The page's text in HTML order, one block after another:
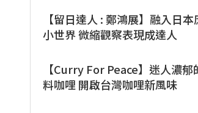
【留日達人 : 鄭鴻展】融入日本
小世界 微縮觀察表現成達人
【Curry For Peace】迷人濃郁
料咖哩 開啟台灣咖哩新風味